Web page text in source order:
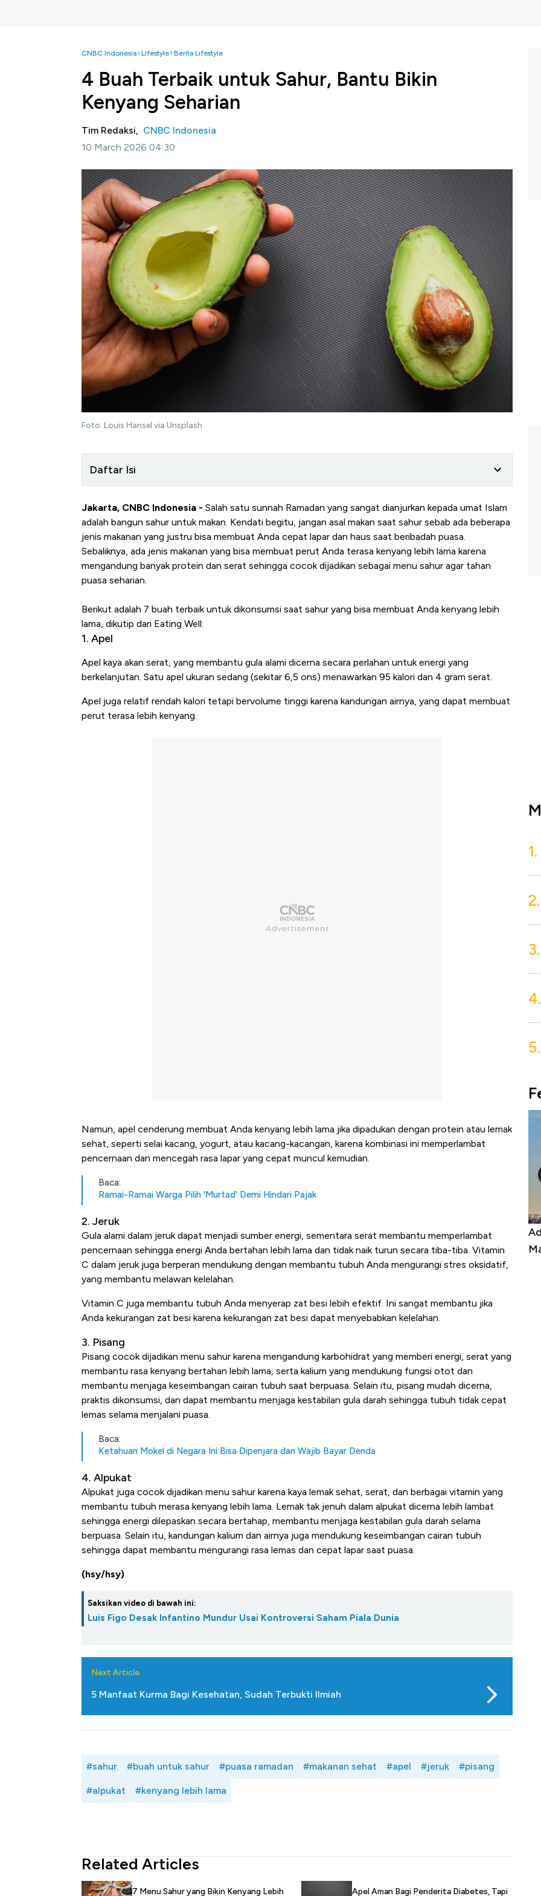
CNBC Indonesia Lifestyle Berita Lifestyle
4 Buah Terbaik untuk Sahur, Bantu Bikin
Kenyang Seharian
Tim Redaksi, CNBC Indonesia
10 March 2026 04:30
Foto: Louis Hansel via Unsplash
Daftar Isi
Jakarta, CNBC Indonesia - Salah satu sunnah Ramadan yang sangat dianjurkan kepada umat Islam
adalah bangun sahur untuk makan. Kendati begitu, jangan asal makan saat sahur sebab ada beberapa
jenis makanan yang justru bisa membuat Anda cepat lapar dan haus saat beribadah puasa.
Sebaliknya, ada jenis makanan yang bisa membuat perut Anda terasa kenyang lebih lama karena
mengandung banyak protein dan serat sehingga cocok dijadikan sebagai menu sahur agar tahan
puasa seharian.
Berikut adalah 7 buah terbaik untuk dikonsumsi saat sahur yang bisa membuat Anda kenyang lebih
lama, dikutip dari Eating Well:
1. Apel
Apel kaya akan serat, yang membantu gula alami dicerna secara perlahan untuk energi yang
berkelanjutan. Satu apel ukuran sedang (sekitar 6,5 ons) menawarkan 95 kalori dan 4 gram serat.
Apel juga relatif rendah kalori tetapi bervolume tinggi karena kandungan airnya, yang dapat membuat
perut terasa lebih kenyang.
Namun, apel cenderung membuat Anda kenyang lebih lama jika dipadukan dengan protein atau lemak
sehat, seperti selai kacang, yogurt, atau kacang-kacangan, karena kombinasi ini memperlambat
pencernaan dan mencegah rasa lapar yang cepat muncul kemudian.
Baca:
Ramai-Ramai Warga Pilih 'Murtad' Demi Hindari Pajak
2. Jeruk
Gula alami dalam jeruk dapat menjadi sumber energi, sementara serat membantu memperlambat
pencernaan sehingga energi Anda bertahan lebih lama dan tidak naik turun secara tiba-tiba. Vitamin
C dalam jeruk juga berperan mendukung dengan membantu tubuh Anda mengurangi stres oksidatif,
yang membantu melawan kelelahan.
Vitamin C juga membantu tubuh Anda menyerap zat besi lebih efektif. Ini sangat membantu jika
Anda kekurangan zat besi karena kekurangan zat besi dapat menyebabkan kelelahan.
3. Pisang
Pisang cocok dijadikan menu sahur karena mengandung karbohidrat yang memberi energi, serat yang
membantu rasa kenyang bertahan lebih lama, serta kalium yang mendukung fungsi otot dan
membantu menjaga keseimbangan cairan tubuh saat berpuasa. Selain itu, pisang mudah dicerna,
praktis dikonsumsi, dan dapat membantu menjaga kestabilan gula darah sehingga tubuh tidak cepat
lemas selama menjalani puasa.
Baca:
Ketahuan Mokel di Negara Ini Bisa Dipenjara dan Wajib Bayar Denda
4. Alpukat
Alpukat juga cocok dijadikan menu sahur karena kaya lemak sehat, serat, dan berbagai vitamin yang
membantu tubuh merasa kenyang lebih lama. Lemak tak jenuh dalam alpukat dicerna lebih lambat
sehingga energi dilepaskan secara bertahap, membantu menjaga kestabilan gula darah selama
berpuasa. Selain itu, kandungan kalium dan airnya juga mendukung keseimbangan cairan tubuh
sehingga dapat membantu mengurangi rasa lemas dan cepat lapar saat puasa.
(hsy/hsy)
Saksikan video di bawah ini:
Luis Figo Desak Infantino Mundur Usai Kontroversi Saham Piala Dunia
Next Article
5 Manfaat Kurma Bagi Kesehatan, Sudah Terbukti Ilmiah
#sahur #buah untuk sahur #puasa ramadan #makanan sehat #apel #jeruk #pisang
#alpukat #kenyang lebih lama
Related Articles
7 Menu Sahur yang Bikin Kenyang Lebih Apel Aman Bagi Penderita Diabetes, Tapi
1.
2.
3.
4.
5.
Kongo Tutup Keran Ekspor, Harga
Tembaga Terbang ke Zona Berbahaya